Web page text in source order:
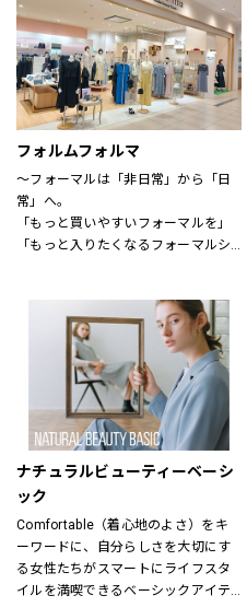
ローマ字屋号や店舗レイアウト等も
若い感性を生かし、幅広い年齢層の
お客様を対象にした店舗となってい
ます。
また、品揃えについても振袖、訪問
着、袋帯　等様々な高級呉服の品々
を驚くほどの超破格にてご奉仕致し
皆さま是非ともお立ち寄り下さい。
店舗スタッフ一同お待ち申し上げて
おります。
フォルムフォルマ
～フォーマルは「非日常」から「日
常」へ。
「もっと買いやすいフォーマルを」
「もっと入りたくなるフォーマルシ
結婚式、お別れ、パーティー、そし
てちょっとしたお出かけなど
特別な日も、日常も様々なシーンで
着まわせるアイテムをトータルに
提案する新しいフォーマルコンセプ
トショップ。
礼服、喪服、パーティードレス、ロ
ングドレス、ブライダルドレス、セ
レモニースーツ、アクセサリー等、
フォーマルアイテムをトータルコー
ディネートで提案させていただきま
す。
ナチュラルビューティーベーシ
ック
Comfortable（着心地のよさ）をキ
ーワードに、自分らしさを大切にす
る女性たちがスマートにライフスタ
イルを満喫できるベーシックアイテ